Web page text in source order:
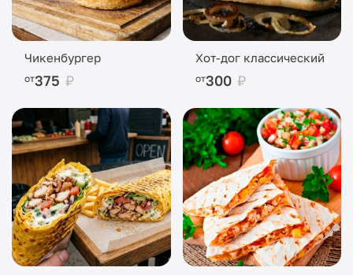
Чикенбургер
от375 ₽
Хот-дог классический
от300 ₽